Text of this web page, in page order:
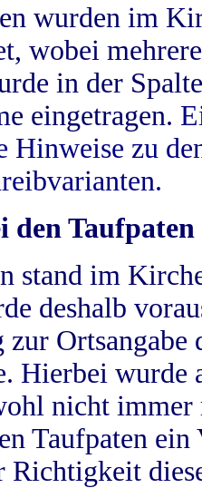
wurden im
wobei
in der
eingetragen.
Hinweise zu
den Taufpaten
stand im
deshalb
Hierbei wurde
nicht
Taufpaten
Richtigkeit